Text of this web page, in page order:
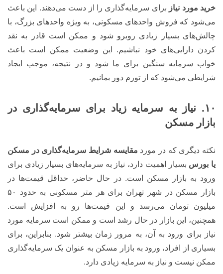
خرید مورد نیاز برای سرمایه‌گذاری را از دست می‌دهند. این باعث
می‌شود که فروش واحدهای مسکونی، به ویژه واحدهای بزرگ، با
چالش‌های بسیار زیادی روبرو شود و ممکن است قادر به نقد
کردن دارایی‌های خود نباشیم. این وضعیت ممکن است باعث
خواب سرمایه سنگین برای ما شود و در نتیجه، موجب ایجاد
شرایطی می‌شود که از تورم دور بمانیم.
۱۰. نیاز به سرمایه زیاد برای سرمایه‌گذاری در
بازار مسکن
نکته دیگری که در مورد مقایسه شرایط سرمایه‌گذاری در مسکن
یا بورس بسیار اهمیت دارد، نیاز به سرمایه‌های بسیار زیادی برای
ورود به بازار مسکن است. در حال حاضر، حداقل قیمت‌ها در
بازار مسکن در شهر تهران برای هر متر مسکونی به حدود ۵۰
میلیون تومان می‌رسد و این قیمت‌ها رو به افزایش است.
همچنین، این بازار در حال رشد است و ممکن است سرمایه مورد
نیاز برای ورود به آن، به مرور زمان بیشتر شود. بنابراین، برای
بسیاری از افراد، ورود به بازار مسکن به عنوان یک سرمایه‌گذاری
ممکن نیست و نیاز به سرمایه زیادی دارد.